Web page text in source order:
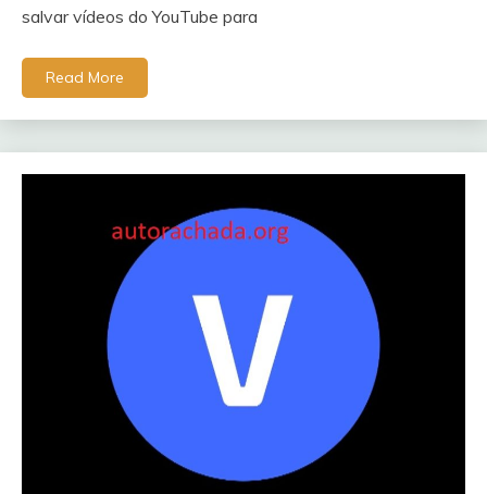
salvar vídeos do YouTube para
Read More